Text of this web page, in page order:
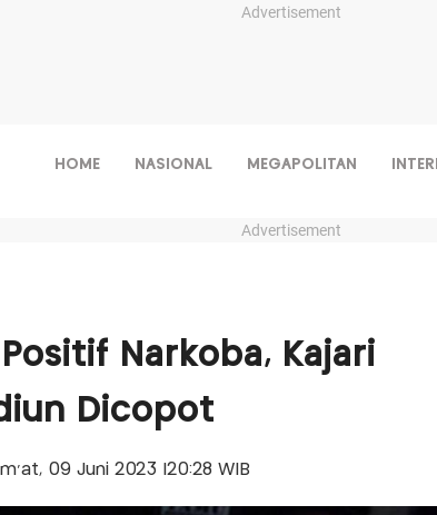
Advertisement
HOME NASIONAL MEGAPOLITAN
Advertisement
Narkoba, Kajari
Dicopot
09 Juni 2023 |20:28 WIB